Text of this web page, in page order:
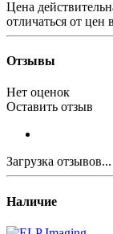
Цена
отличаться от цен
Отзывы
Нет оценок
Оставить отзыв
Загрузка отзывов...
Наличие